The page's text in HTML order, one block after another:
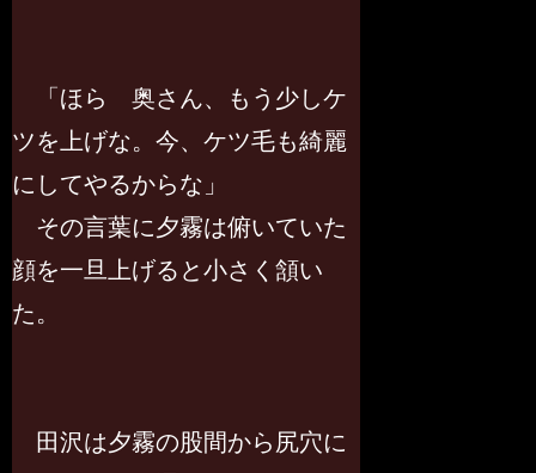
「ほら 奥さん、もう少しケ
ツを上げな。今、ケツ毛も綺麗
にしてやるからな」
その言葉に夕霧は俯いていた
顔を一旦上げると小さく頷い
た。
田沢は夕霧の股間から尻穴に